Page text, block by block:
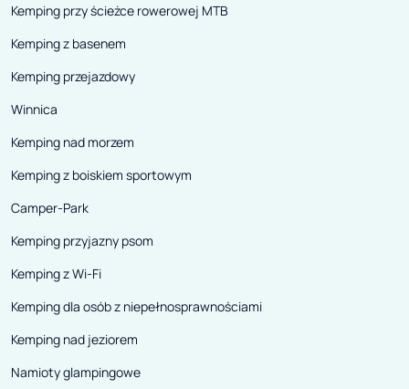
Kemping przy ścieżce rowerowej MTB
Kemping z basenem
Kemping przejazdowy
Winnica
Kemping nad morzem
Kemping z boiskiem sportowym
Camper-Park
Kemping przyjazny psom
Kemping z Wi-Fi
Kemping dla osób z niepełnosprawnościami
Kemping nad jeziorem
Namioty glampingowe